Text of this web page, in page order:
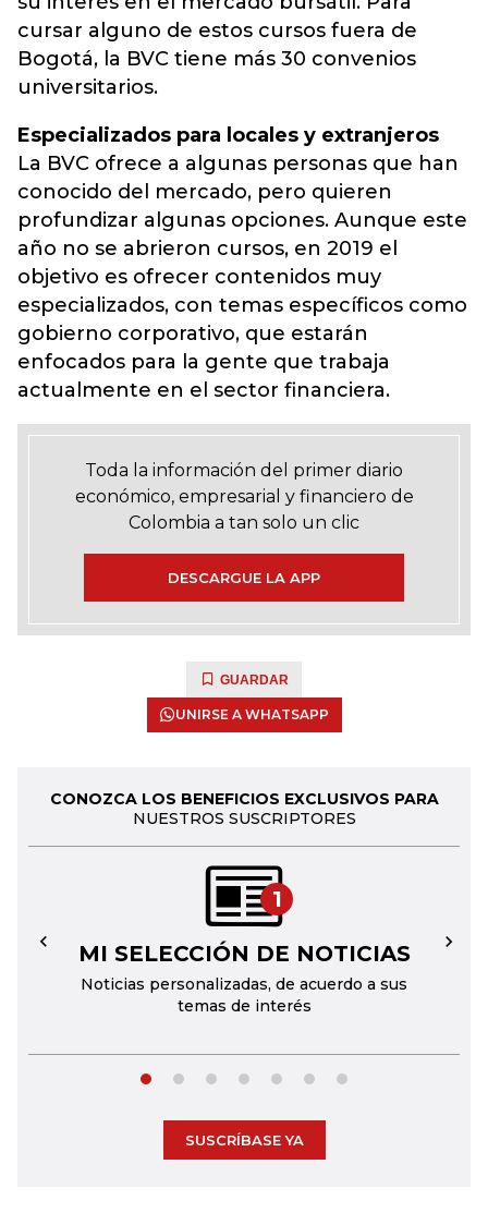
cursar alguno de estos cursos fuera de
Bogotá, la BVC tiene más 30 convenios
universitarios.
Especializados para locales y extranjeros
La BVC ofrece a algunas personas que han
conocido del mercado, pero quieren
profundizar algunas opciones. Aunque este
año no se abrieron cursos, en 2019 el
objetivo es ofrecer contenidos muy
especializados, con temas específicos como
gobierno corporativo, que estarán
enfocados para la gente que trabaja
actualmente en el sector financiera.
Toda la información del primer diario
económico, empresarial y financiero de
Colombia a tan solo un clic
DESCARGUE LA APP
GUARDAR
UNIRSE A WHATSAPP
CONOZCA LOS BENEFICIOS EXCLUSIVOS PARA
NUESTROS SUSCRIPTORES
1
MI SELECCIÓN DE NOTICIAS
Noticias personalizadas, de acuerdo a sus
temas de interés
← →
SUSCRÍBASE YA